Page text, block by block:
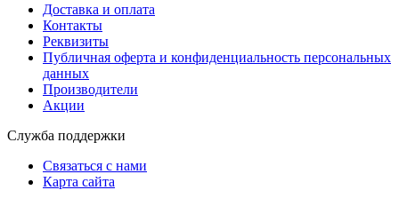
Доставка и оплата
Контакты
Реквизиты
Публичная оферта и конфиденциальность персональных
данных
Производители
Акции
Служба поддержки
Связаться с нами
Карта сайта